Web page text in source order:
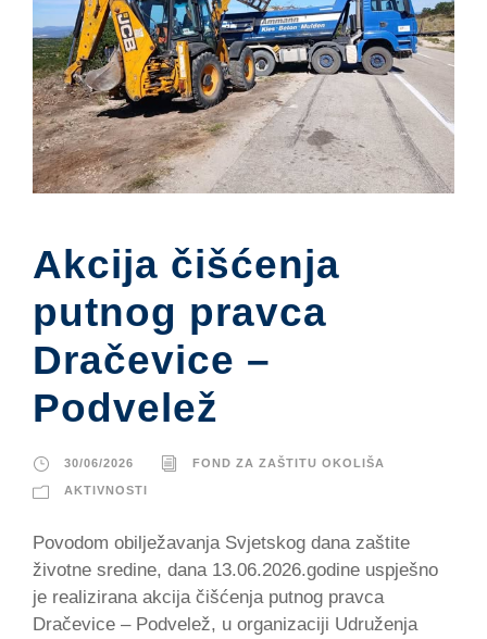
Akcija čišćenja
putnog pravca
Dračevice –
Podvelež
30/06/2026 FOND ZA ZAŠTITU OKOLIŠA
AKTIVNOSTI
Povodom obilježavanja Svjetskog dana zaštite
životne sredine, dana 13.06.2026.godine uspješno
je realizirana akcija čišćenja putnog pravca
Dračevice – Podvelež, u organizaciji Udruženja